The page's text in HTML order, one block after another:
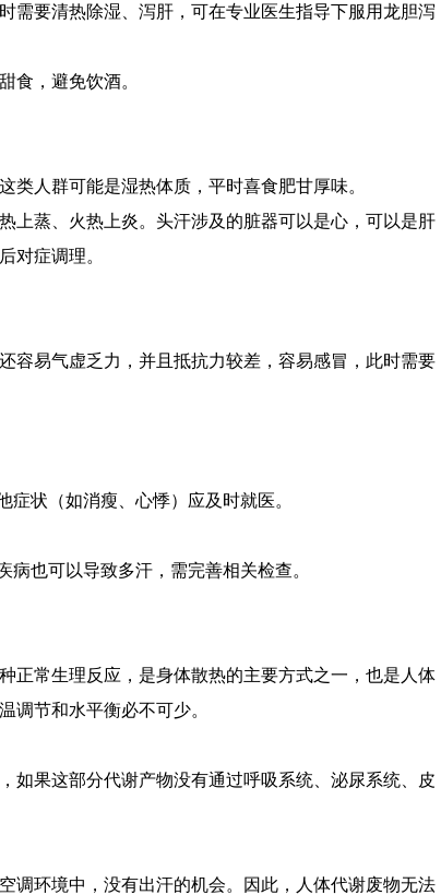
需要清热除湿、泻肝，可在专业医生指导下服用龙胆泻
食，避免饮酒。
类人群可能是湿热体质，平时喜食肥甘厚味。
上蒸、火热上炎。头汗涉及的脏器可以是心，可以是肝
对症调理。
容易气虚乏力，并且抵抗力较差，容易感冒，此时需要
状（如消瘦、心悸）应及时就医。
也可以导致多汗，需完善相关检查。
正常生理反应，是身体散热的主要方式之一，也是人体
调节和水平衡必不可少。
如果这部分代谢产物没有通过呼吸系统、泌尿系统、皮
调环境中，没有出汗的机会。因此，人体代谢废物无法